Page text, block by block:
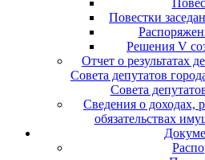
Повестки
Решения V
Отчет о результатах
Совета депутатов
Совета
Сведения о доходах,
обязательствах